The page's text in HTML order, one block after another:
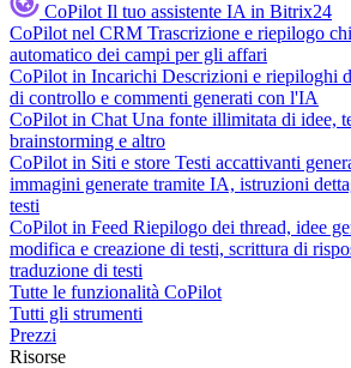
CoPilot Il tuo assistente IA in Bitrix24
CoPilot nel CRM Trascrizione e riepilogo
automatico dei campi per gli affari
CoPilot in Incarichi Descrizioni e riepiloghi
di controllo e commenti generati con l'IA
CoPilot in Chat Una fonte illimitata di idee,
brainstorming e altro
CoPilot in Siti e store Testi accattivanti
immagini generate tramite IA, istruzioni
testi
CoPilot in Feed Riepilogo dei thread, idee
modifica e creazione di testi, scrittura di
traduzione di testi
Tutte le funzionalità CoPilot
Tutti gli strumenti
Prezzi
Risorse